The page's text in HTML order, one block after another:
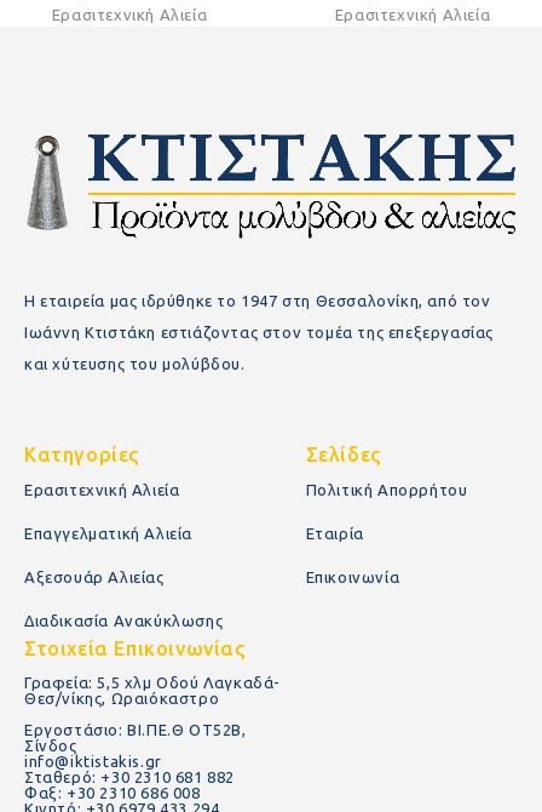
Ερασιτεχνική Αλιεία
Ερασιτεχνική Αλιεία
Η εταιρεία μας ιδρύθηκε το 1947 στη Θεσσαλονίκη, από τον
Ιωάννη Κτιστάκη εστιάζοντας στον τομέα της επεξεργασίας
και χύτευσης του μολύβδου.
Κατηγορίες
Ερασιτεχνική Αλιεία
Επαγγελματική Αλιεία
Αξεσουάρ Αλιείας
Διαδικασία Ανακύκλωσης
Σελίδες
Πολιτική Απορρήτου
Εταιρία
Επικοινωνία
Στοιχεία Επικοινωνίας
Γραφεία: 5,5 χλμ Οδού Λαγκαδά-
Θεσ/νίκης, Ωραιόκαστρο
Εργοστάσιο: ΒΙ.ΠΕ.Θ ΟΤ52Β,
Σίνδος
info@iktistakis.gr
Σταθερό: +30 2310 681 882
Φαξ: +30 2310 686 008
Κινητό: +30 6979 433 294